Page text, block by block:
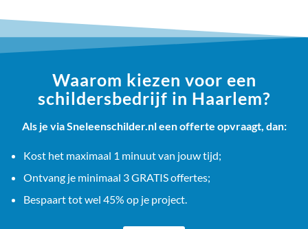
Waarom kiezen voor een
schildersbedrijf in Haarlem?
Als je via Sneleenschilder.nl een offerte opvraagt, dan:
Kost het maximaal 1 minuut van jouw tijd;
Ontvang je minimaal 3 GRATIS offertes;
Bespaart tot wel 45% op je project.